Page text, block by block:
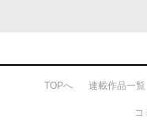
TOPへ 連載作品一覧
コ